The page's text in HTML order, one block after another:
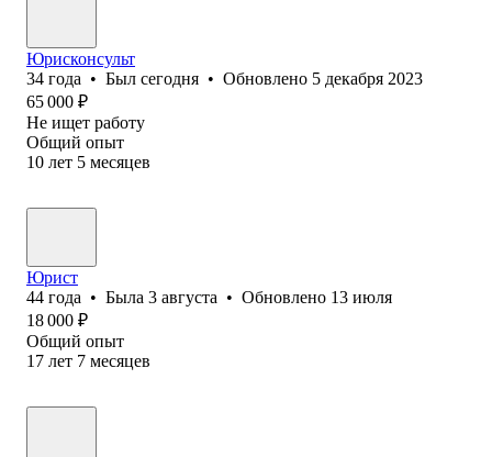
Юрисконсульт
34 года • Был сегодня • Обновлено 5 декабря 2023
65 000 ₽
Не ищет работу
Общий опыт
10 лет 5 месяцев
Юрист
44 года • Была 3 августа • Обновлено 13 июля
18 000 ₽
Общий опыт
17 лет 7 месяцев